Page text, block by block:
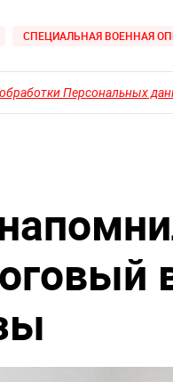
СПЕЦИАЛЬНАЯ ВОЕННАЯ
Персональных